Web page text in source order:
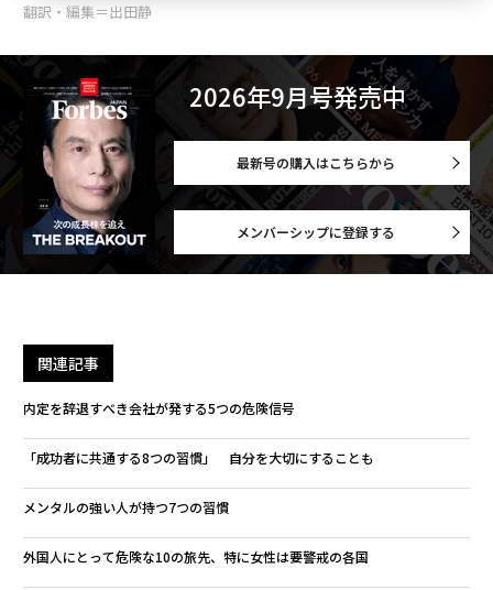
翻訳・編集＝出田静
2026年9月号発売中
最新号の購入はこちらから
メンバーシップに登録する
関連記事
内定を辞退すべき会社が発する5つの危険信号
「成功者に共通する8つの習慣」 自分を大切にすることも
メンタルの強い人が持つ7つの習慣
外国人にとって危険な10の旅先、特に女性は要警戒の各国